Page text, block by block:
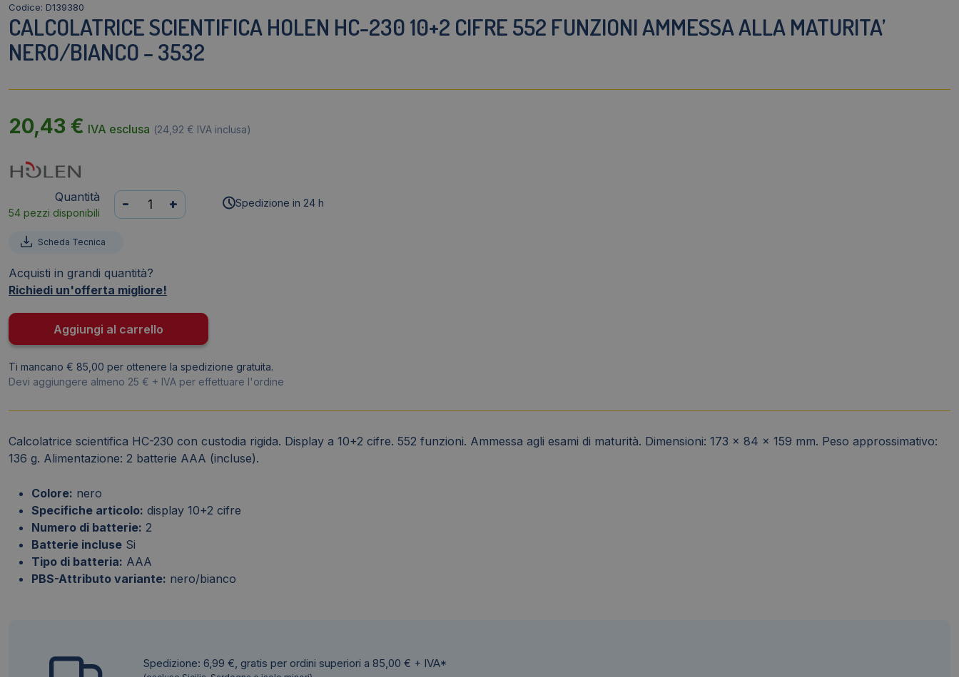
Codice: D139380
CALCOLATRICE SCIENTIFICA HOLEN HC-230 10+2 CIFRE 552 FUNZIONI AMMESSA ALLA MATURITA’
NERO/BIANCO – 3532
20,43 € IVA esclusa (24,92 € IVA inclusa)
Quantità
54 pezzi disponibili
Calcolatrice
scientifica
230
10+2
cifre
552
funzioni
ammessa
alla
maturita'
3532
quantità
- + Spedizione in 24 h
Scheda Tecnica
Acquisti in grandi quantità?
Richiedi un'offerta migliore!
Aggiungi al carrello
Ti mancano € 85,00 per ottenere la spedizione gratuita.
Devi aggiungere almeno 25 € + IVA per effettuare l'ordine
Calcolatrice scientifica HC-230 con custodia rigida. Display a 10+2 cifre. 552 funzioni. Ammessa agli esami di maturità. Dimensioni: 173 x 84 x 159 mm. Peso approssimativo:
136 g. Alimentazione: 2 batterie AAA (incluse).
Colore: nero
Specifiche articolo: display 10+2 cifre
Numero di batterie: 2
Batterie incluse Si
Tipo di batteria: AAA
PBS-Attributo variante: nero/bianco
Spedizione: 6,99 €, gratis per ordini superiori a 85,00 € + IVA*